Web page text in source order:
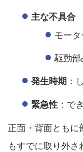
主な不具合
モー
駆動
発生時期 ：
緊急性 ：で
正面・背面とも
もすでに取り外さ